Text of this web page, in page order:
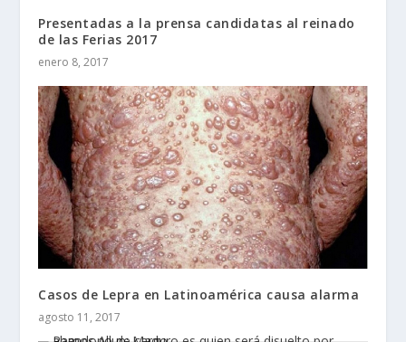
Presentadas a la prensa candidatas al reinado
de las Ferias 2017
enero 8, 2017
Casos de Lepra en Latinoamérica causa alarma
agosto 11, 2017